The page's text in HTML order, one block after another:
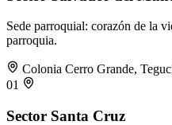
Sede parroquial: corazón de la
parroquia.
Colonia Cerro Grande,
01
Sector Santa Cruz